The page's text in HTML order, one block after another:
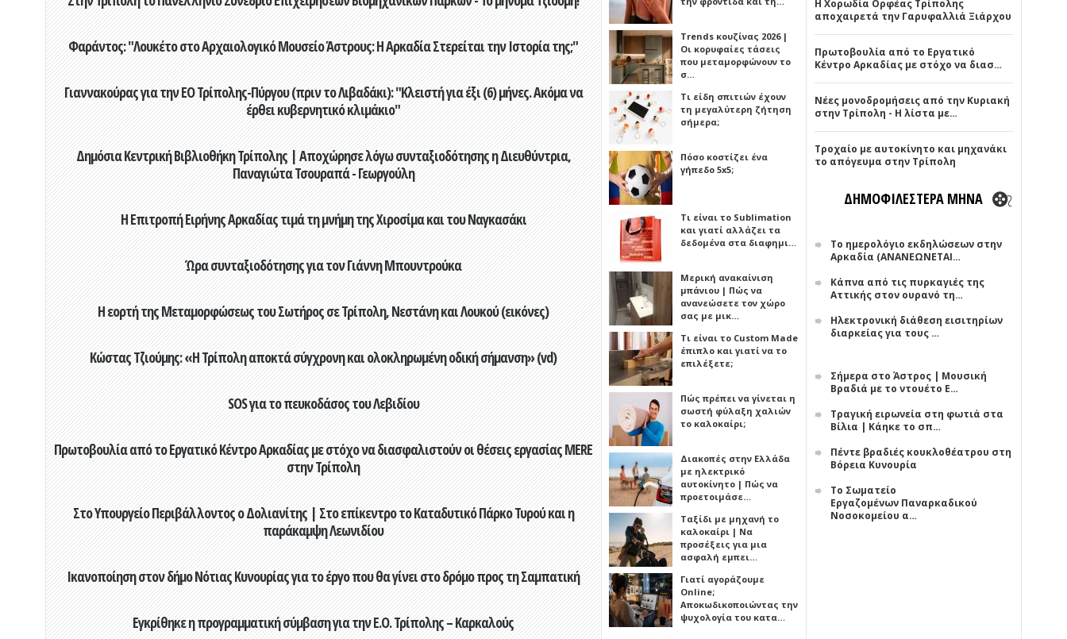
Φαράντος: "Λουκέτο στο Αρχαιολογικό Μουσείο Άστρους: Η Αρκαδία Στερείται την Ιστορία της;"
Γιαννακούρας για την EO Τρίπολης-Πύργου (πριν το Λιβαδάκι): "Κλειστή για έξι (6) μήνες. Ακόμα να
έρθει κυβερνητικό κλιμάκιο"
Δημόσια Κεντρική Βιβλιοθήκη Τρίπολης | Αποχώρησε λόγω συνταξιοδότησης η Διευθύντρια,
Παναγιώτα Τσουραπά - Γεωργούλη
Η Επιτροπή Ειρήνης Αρκαδίας τιμά τη μνήμη της Χιροσίμα και του Ναγκασάκι
Ώρα συνταξιοδότησης για τον Γιάννη Μπουντρούκα
Η εορτή της Μεταμορφώσεως του Σωτήρος σε Τρίπολη, Νεστάνη και Λουκού (εικόνες)
Κώστας Τζιούμης: «Η Τρίπολη αποκτά σύγχρονη και ολοκληρωμένη οδική σήμανση» (vd)
SOS για το πευκοδάσος του Λεβιδίου
Πρωτοβουλία από το Εργατικό Κέντρο Αρκαδίας με στόχο να διασφαλιστούν οι θέσεις εργασίας MERE
στην Τρίπολη
Στο Υπουργείο Περιβάλλοντος ο Δολιανίτης | Στο επίκεντρο το Καταδυτικό Πάρκο Τυρού και η
παράκαμψη Λεωνιδίου
Ικανοποίηση στον δήμο Νότιας Κυνουρίας για το έργο που θα γίνει στο δρόμο προς τη Σαμπατική
Εγκρίθηκε η προγραμματική σύμβαση για την Ε.Ο. Τρίπολης – Καρκαλούς
Trends κουζίνας 2026 |
Οι κορυφαίες τάσεις
που μεταμορφώνουν το
σ…
Τι είδη σπιτιών έχουν
τη μεγαλύτερη ζήτηση
σήμερα;
Πόσο κοστίζει ένα
γήπεδο 5x5;
Τι είναι το Sublimation
και γιατί αλλάζει τα
δεδομένα στα διαφημι…
Μερική ανακαίνιση
μπάνιου | Πώς να
ανανεώσετε τον χώρο
σας με μικ…
Τι είναι το Custom Made
έπιπλο και γιατί να το
επιλέξετε;
Πώς πρέπει να γίνεται η
σωστή φύλαξη χαλιών
το καλοκαίρι;
Διακοπές στην Ελλάδα
με ηλεκτρικό
αυτοκίνητο | Πώς να
προετοιμάσε…
Ταξίδι με μηχανή το
καλοκαίρι | Να
προσέξεις για μια
ασφαλή εμπει…
Γιατί αγοράζουμε
Online;
Αποκωδικοποιώντας την
ψυχολογία του κατα…
Η Χορωδία Ορφέας Τρίπολης
αποχαιρετά την Γαρυφαλλιά Ξιάρχου
Πρωτοβουλία από το Εργατικό
Κέντρο Αρκαδίας με στόχο να διασ…
Νέες μονοδρομήσεις από την Κυριακή
στην Τρίπολη - Η λίστα με…
Τροχαίο με αυτοκίνητο και μηχανάκι
το απόγευμα στην Τρίπολη
ΔΗΜΟΦΙΛΕΣΤΕΡΑ ΜΗΝΑ
Το ημερολόγιο εκδηλώσεων στην
Αρκαδία (ΑΝΑΝΕΩΝΕΤΑΙ…
Κάπνα από τις πυρκαγιές της
Αττικής στον ουρανό τη…
Ηλεκτρονική διάθεση εισιτηρίων
διαρκείας για τους …
Σήμερα στο Άστρος | Μουσική
Βραδιά με το ντουέτο Ε…
Τραγική ειρωνεία στη φωτιά στα
Βίλια | Κάηκε το σπ…
Πέντε βραδιές κουκλοθέατρου στη
Βόρεια Κυνουρία
Το Σωματείο
Εργαζομένων Παναρκαδικού
Νοσοκομείου α…